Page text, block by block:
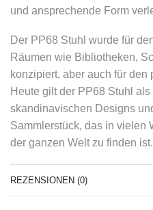
und ansprechende Form
Der PP68 Stuhl wurde für
Räumen wie Bibliotheken,
konzipiert, aber auch für
Heute gilt der PP68 Stuhl
skandinavischen Designs
Sammlerstück, das in vielen
der ganzen Welt zu finden ist.
REZENSIONEN (0)